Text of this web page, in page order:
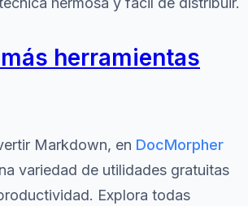
herramientas
Markdown, en DocMorpher
variedad de utilidades gratuitas
Explora todas